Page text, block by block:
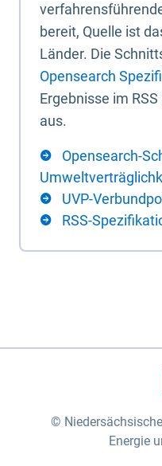
bereit, Quelle ist
Länder. Die
Opensearch
Ergebnisse im
aus.
Opensearch-
UVP-
RSS-
Energie